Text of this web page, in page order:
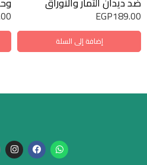
EGP189.00
إضافة إلى السلة